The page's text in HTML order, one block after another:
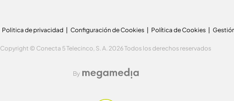
Politica de privacidad Configuración de Cookies Política de Cookies
Copyright © Conecta 5 Telecinco, S. A. 2026 Todos los derechos reservados
By